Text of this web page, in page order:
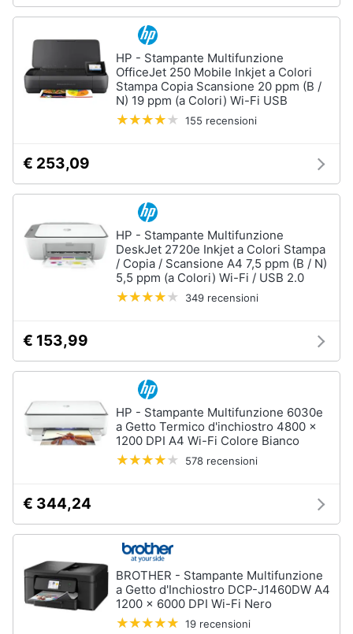
Termostato
wifi
Videocitofono
Vedi
tutti
Accessori
informatica
Webcam
Tastiera
Sistema
Vedi
tutti
HP - Stampante Multifunzione
OfficeJet 250 Mobile Inkjet a Colori
Stampa Copia Scansione 20 ppm (B /
N) 19 ppm (a Colori) Wi-Fi USB
155 recensioni
€ 253,09
HP - Stampante Multifunzione
DeskJet 2720e Inkjet a Colori Stampa
/ Copia / Scansione A4 7,5 ppm (B / N)
5,5 ppm (a Colori) Wi-Fi / USB 2.0
349 recensioni
€ 153,99
HP - Stampante Multifunzione 6030e
a Getto Termico d'inchiostro 4800 x
1200 DPI A4 Wi-Fi Colore Bianco
578 recensioni
€ 344,24
BROTHER - Stampante Multifunzione
a Getto d'Inchiostro DCP-J1460DW A4
1200 x 6000 DPI Wi-Fi Nero
19 recensioni